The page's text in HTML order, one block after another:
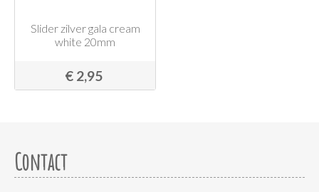
Slider zilver gala cream
white 20mm
€ 2,95
Contact